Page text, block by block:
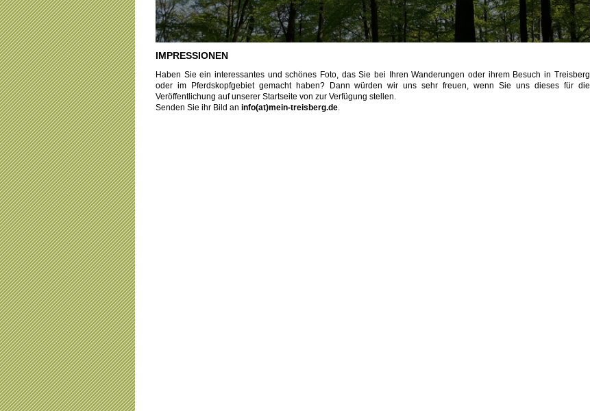
IMPRESSIONEN
Haben Sie ein interessantes und schönes Foto, das Sie bei Ihren Wanderungen oder ihrem Besuch in Treisberg
oder im Pferdskopfgebiet gemacht haben? Dann würden wir uns sehr freuen, wenn Sie uns dieses für die
Veröffentlichung auf unserer Startseite von zur Verfügung stellen.
Senden Sie ihr Bild an info(at)mein-treisberg.de.